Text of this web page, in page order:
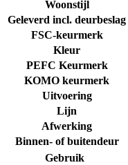
Woonstijl
Geleverd incl. deurbeslag
FSC-keurmerk
Kleur
PEFC Keurmerk
KOMO keurmerk
Uitvoering
Lijn
Afwerking
Binnen- of buitendeur
Gebruik